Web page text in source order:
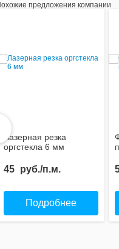
предложения компании
Лазерная резка
оргстекла 6 мм
45 руб./п.м.
Подробнее